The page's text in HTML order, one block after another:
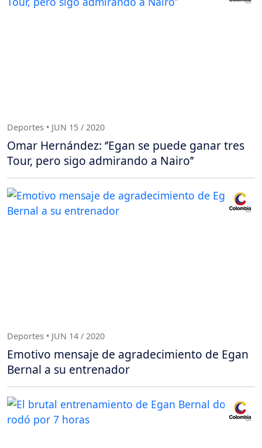
Deportes • JUN 15 / 2020
Omar Hernández: ‘’Egan se puede ganar tres
Tour, pero sigo admirando a Nairo’’
Deportes • JUN 14 / 2020
Emotivo mensaje de agradecimiento de Egan
Bernal a su entrenador